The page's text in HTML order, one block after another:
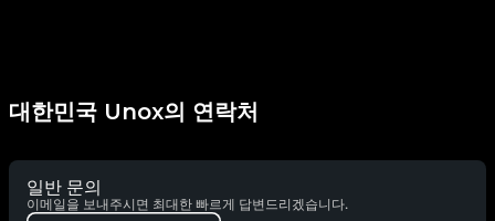
대한민국 Unox의 연락처
일반 문의
이메일을 보내주시면 최대한 빠르게 답변드리겠습니다.